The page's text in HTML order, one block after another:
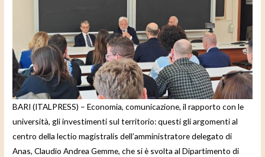
i
d
e
o
BARI (ITALPRESS) – Economia, comunicazione, il rapporto con le
università, gli investimenti sul territorio: questi gli argomenti al
centro della lectio magistralis dell’amministratore delegato di
Anas, Claudio Andrea Gemme, che si è svolta al Dipartimento di